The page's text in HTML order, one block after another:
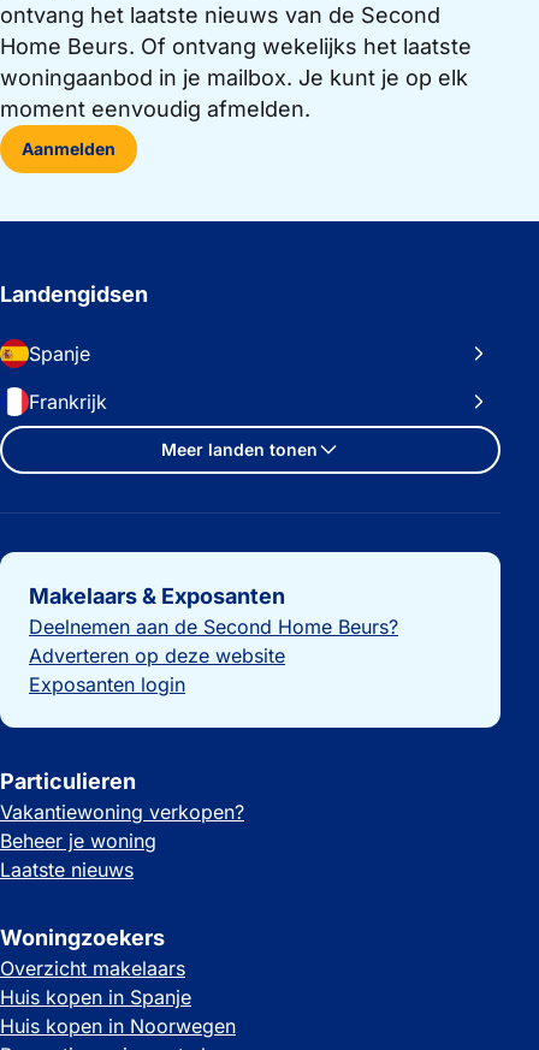
ontvang het laatste nieuws van de Second
Home Beurs. Of ontvang wekelijks het laatste
woningaanbod in je mailbox. Je kunt je op elk
moment eenvoudig afmelden.
Aanmelden
Landengidsen
Spanje
Frankrijk
Meer landen tonen
Belangrijke links
Makelaars & Exposanten
Deelnemen aan de Second Home Beurs?
Adverteren op deze website
Exposanten login
Particulieren
Vakantiewoning verkopen?
Beheer je woning
Laatste nieuws
Woningzoekers
Overzicht makelaars
Huis kopen in Spanje
Huis kopen in Noorwegen